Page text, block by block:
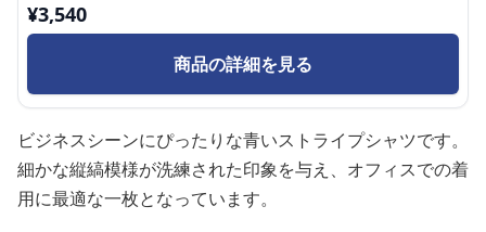
¥3,540
商品の詳細を見る
ビジネスシーンにぴったりな青いストライプシャツです。
細かな縦縞模様が洗練された印象を与え、オフィスでの着
用に最適な一枚となっています。